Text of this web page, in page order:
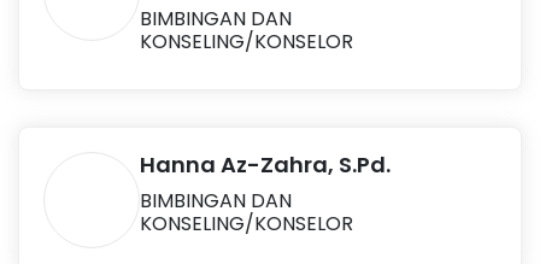
BIMBINGAN DAN
KONSELING/KONSELOR
Hanna Az-Zahra, S.Pd.
BIMBINGAN DAN
KONSELING/KONSELOR